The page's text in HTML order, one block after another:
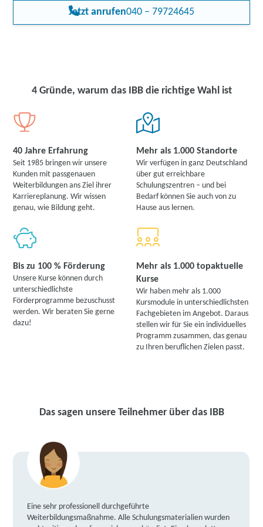
Jetzt anrufen040 – 79724645
4 Gründe, warum das IBB die richtige Wahl ist
40 Jahre Erfahrung
Seit 1985 bringen wir unsere
Kunden mit passgenauen
Weiterbildungen ans Ziel ihrer
Karriereplanung. Wir wissen
genau, wie Bildung geht.
Mehr als 1.000 Standorte
Wir verfügen in ganz Deutschland
über gut erreichbare
Schulungszentren – und bei
Bedarf können Sie auch von zu
Hause aus lernen.
Bis zu 100 % Förderung
Unsere Kurse können durch
unterschiedlichste
Förderprogramme bezuschusst
werden. Wir beraten Sie gerne
dazu!
Mehr als 1.000 topaktuelle
Kurse
Wir haben mehr als 1.000
Kursmodule in unterschiedlichsten
Fachgebieten im Angebot. Daraus
stellen wir für Sie ein individuelles
Programm zusammen, das genau
zu Ihren beruflichen Zielen passt.
Das sagen unsere Teilnehmer über das IBB
Eine sehr professionell durchgeführte
Weiterbildungsmaßnahme. Alle Schulungsmaterialien wurden